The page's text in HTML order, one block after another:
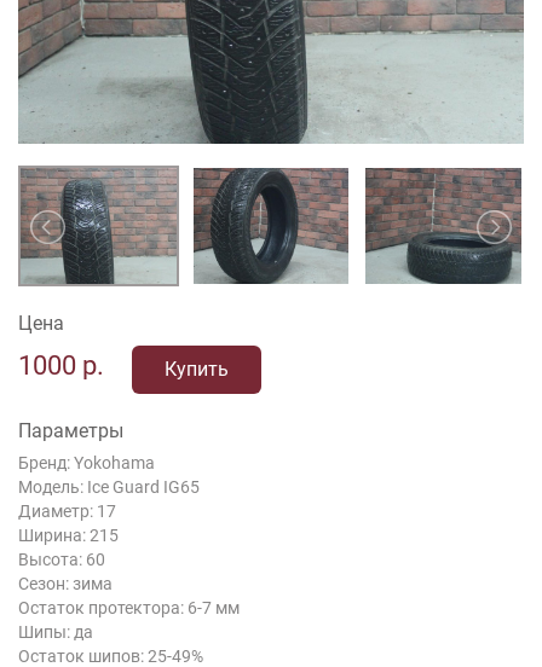
Цена
1000 р. Купить
Параметры
Бренд: Yokohama
Модель: Ice Guard IG65
Диаметр: 17
Ширина: 215
Высота: 60
Сезон: зима
Остаток протектора: 6-7 мм
Шипы: да
Остаток шипов: 25-49%